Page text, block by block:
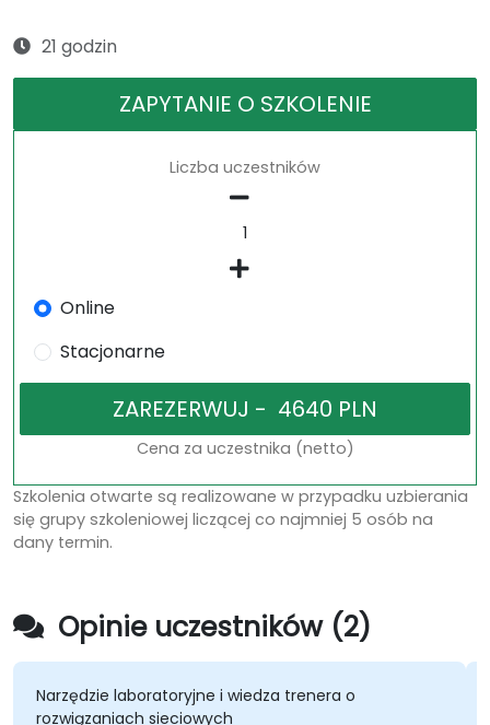
21 godzin
ZAPYTANIE O SZKOLENIE
Liczba uczestników
Online
Stacjonarne
Cena za uczestnika (netto)
Szkolenia otwarte są realizowane w przypadku uzbierania
się grupy szkoleniowej liczącej co najmniej 5 osób na
dany termin.
Opinie uczestników (2)
Narzędzie laboratoryjne i wiedza trenera o
rozwiązaniach sieciowych